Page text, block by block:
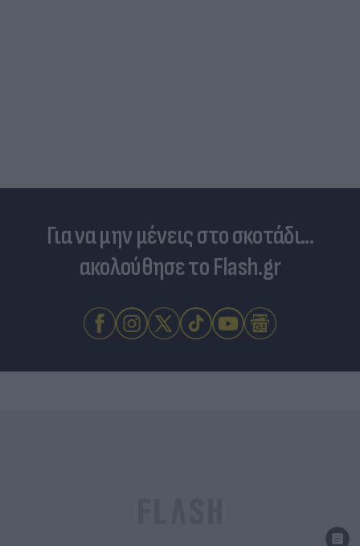
Για να μην μένεις στο σκοτάδι...
ακολούθησε το Flash.gr